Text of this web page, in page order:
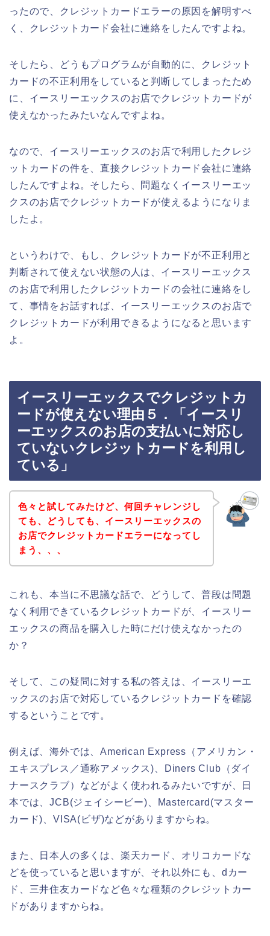
ったので、クレジットカードエラーの原因を解明すべ
く、クレジットカード会社に連絡をしたんですよね。
そしたら、どうもプログラムが自動的に、クレジット
カードの不正利用をしていると判断してしまったため
に、イースリーエックスのお店でクレジットカードが
使えなかったみたいなんですよね。
なので、イースリーエックスのお店で利用したクレジ
ットカードの件を、直接クレジットカード会社に連絡
したんですよね。そしたら、問題なくイースリーエッ
クスのお店でクレジットカードが使えるようになりま
したよ。
というわけで、もし、クレジットカードが不正利用と
判断されて使えない状態の人は、イースリーエックス
のお店で利用したクレジットカードの会社に連絡をし
て、事情をお話すれば、イースリーエックスのお店で
クレジットカードが利用できるようになると思います
よ。
イースリーエックスでクレジットカ
ードが使えない理由５．「イースリ
ーエックスのお店の支払いに対応し
ていないクレジットカードを利用し
ている」
色々と試してみたけど、何回チャレンジし
ても、どうしても、イースリーエックスの
お店でクレジットカードエラーになってし
まう、、、
これも、本当に不思議な話で、どうして、普段は問題
なく利用できているクレジットカードが、イースリー
エックスの商品を購入した時にだけ使えなかったの
か？
そして、この疑問に対する私の答えは、イースリーエ
ックスのお店で対応しているクレジットカードを確認
するということです。
例えば、海外では、American Express（アメリカン・
エキスプレス／通称アメックス)、Diners Club（ダイ
ナースクラブ）などがよく使われるみたいですが、日
本では、JCB(ジェイシービー)、Mastercard(マスター
カード)、VISA(ビザ)などがありますからね。
また、日本人の多くは、楽天カード、オリコカードな
どを使っていると思いますが、それ以外にも、dカー
ド、三井住友カードなど色々な種類のクレジットカー
ドがありますからね。